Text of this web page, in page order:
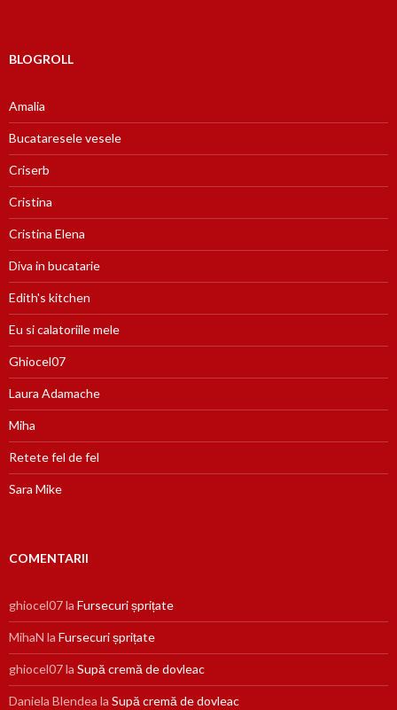
BLOGROLL
Amalia
Bucataresele vesele
Criserb
Cristina
Cristina Elena
Diva in bucatarie
Edith's kitchen
Eu si calatoriile mele
Ghiocel07
Laura Adamache
Miha
Retete fel de fel
Sara Mike
COMENTARII
ghiocel07la Fursecuri șprițate
MihaN la Fursecuri șprițate
ghiocel07la Supă cremă de dovleac
Daniela Blendea la Supă cremă de dovleac